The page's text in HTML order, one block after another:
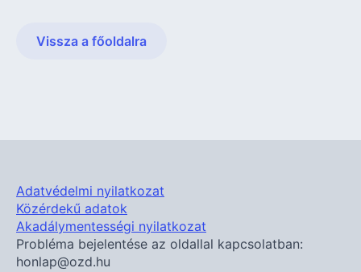
Vissza a főoldalra
Adatvédelmi nyilatkozat
Közérdekű adatok
Akadálymentességi nyilatkozat
Probléma bejelentése az oldallal kapcsolatban:
honlap@ozd.hu